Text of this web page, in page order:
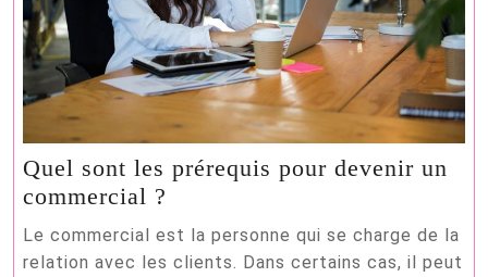
Quel sont les prérequis pour devenir un
commercial ?
sont
les
Le commercial est la personne qui se charge de la
relation avec les clients. Dans certains cas, il peut